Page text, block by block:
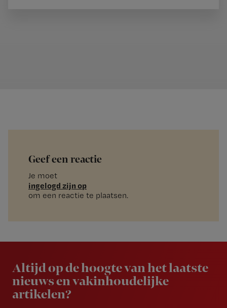
Geef een reactie
Je moet
ingelogd zijn op
om een reactie te plaatsen.
Altijd op de hoogte van het laatste
nieuws en vakinhoudelijke
artikelen?